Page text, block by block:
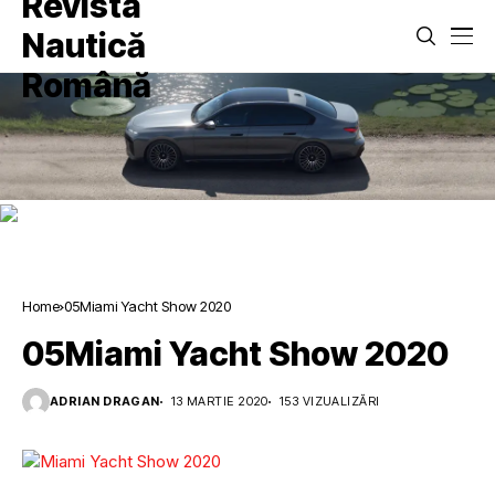
Home 05Miami Yacht Show 2020
05Miami Yacht Show 2020
ADRIAN DRAGAN 13 MARTIE 2020 153 VIZUALIZĂRI